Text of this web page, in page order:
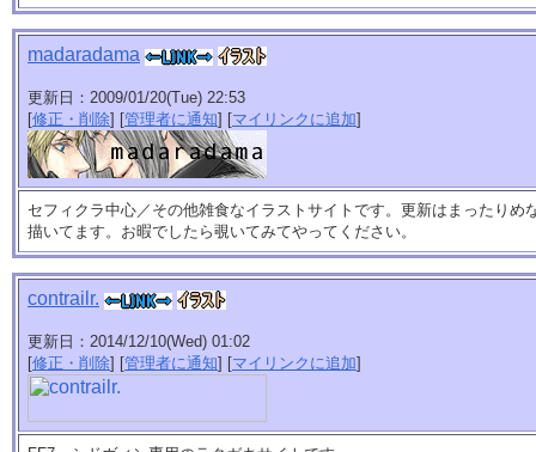
madaradama
更新日：2009/01/20(Tue) 22:53
[修正・削除] [管理者に通知] [マイリンクに追加]
セフィクラ中心／その他雑食なイラストサイトです。更新はまったりめ
描いてます。お暇でしたら覗いてみてやってください。
contrailr.
更新日：2014/12/10(Wed) 01:02
[修正・削除] [管理者に通知] [マイリンクに追加]